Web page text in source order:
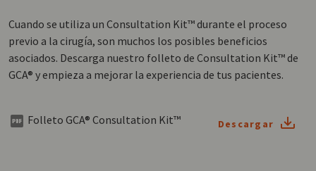
Cuando se utiliza un Consultation Kit™ durante el proceso
previo a la cirugía, son muchos los posibles beneficios
asociados. Descarga nuestro folleto de Consultation Kit™ de
GCA® y empieza a mejorar la experiencia de tus pacientes.
Folleto GCA® Consultation Kit™ Descargar